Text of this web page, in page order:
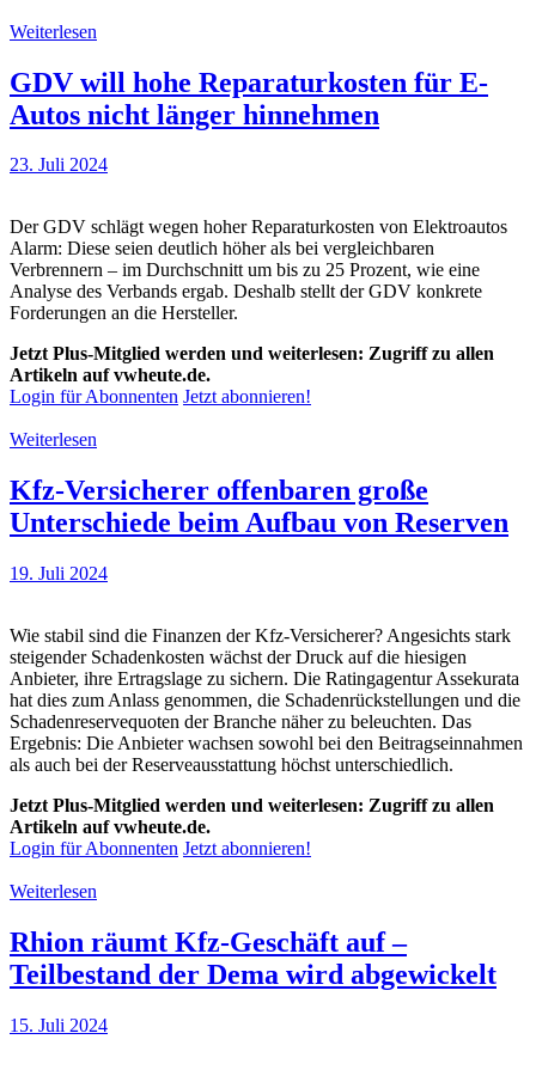
Weiterlesen
GDV will hohe Reparaturkosten für E-
Autos nicht länger hinnehmen
23. Juli 2024
Der GDV schlägt wegen hoher Reparaturkosten von Elektroautos
Alarm: Diese seien deutlich höher als bei vergleichbaren
Verbrennern – im Durchschnitt um bis zu 25 Prozent, wie eine
Analyse des Verbands ergab. Deshalb stellt der GDV konkrete
Forderungen an die Hersteller.
Jetzt Plus-Mitglied werden und weiterlesen: Zugriff zu allen
Artikeln auf vwheute.de.
Login für Abonnenten Jetzt abonnieren!
Weiterlesen
Kfz-Versicherer offenbaren große
Unterschiede beim Aufbau von Reserven
19. Juli 2024
Wie stabil sind die Finanzen der Kfz-Versicherer? Angesichts stark
steigender Schadenkosten wächst der Druck auf die hiesigen
Anbieter, ihre Ertragslage zu sichern. Die Ratingagentur Assekurata
hat dies zum Anlass genommen, die Schadenrückstellungen und die
Schadenreservequoten der Branche näher zu beleuchten. Das
Ergebnis: Die Anbieter wachsen sowohl bei den Beitragseinnahmen
als auch bei der Reserveausstattung höchst unterschiedlich.
Jetzt Plus-Mitglied werden und weiterlesen: Zugriff zu allen
Artikeln auf vwheute.de.
Login für Abonnenten Jetzt abonnieren!
Weiterlesen
Rhion räumt Kfz-Geschäft auf –
Teilbestand der Dema wird abgewickelt
15. Juli 2024